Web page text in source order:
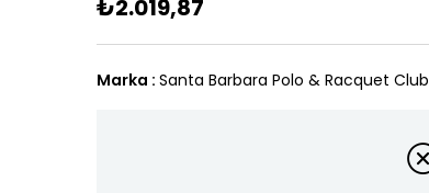
₺2.019,87
Marka : Santa Barbara Polo & Racquet Club